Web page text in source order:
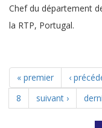
Chef du département
la RTP, Portugal.
« premier ‹
8
suivant ›